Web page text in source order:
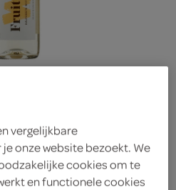
vergelijkbare
onze website bezoekt. We
cookies om te
en functionele cookies